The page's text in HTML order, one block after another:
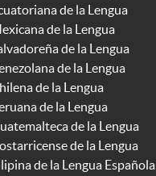
de la Lengua
de la Lengua
de la Lengua
de la Lengua
de la Lengua
de la Lengua
de la Lengua
de la Lengua
de la Lengua Española